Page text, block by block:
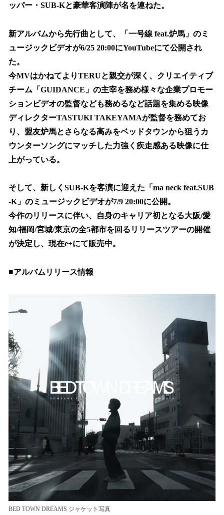
ッパー・SUB-Kと豪華客演陣が名を連ねた。
新アルバムから先行曲として、「一号線 feat.炉馬」のミ
ュージックビデオが6/25 20:00にYouTubeにて公開され
た。
今MVはかねてよりTERUと親交が深く、クリエイティブ
チーム「GUIDANCE」の主宰を務め様々な企業プロモー
ションビデオの監督なども務めるなど話題を集める映像
ディレクターTASTUKI TAKEYAMAが監督を務めてお
り、盟友炉馬とさらなる高みをベッドタウンから狙うカ
ウンターソングにマッチした力強く疾走感ある映像に仕
上がっている。
そして、新しくSUB-Kを客演に迎えた「ma neck feat.SUB
-K」のミュージックビデオが7/9 20:00に公開。
今作のリリースに伴い、自身のキャリア初となる大阪/愛
知/福岡/宮城/東京の全5都市を回るリリースツアーの開催
が決定し、現在e+にて販売中。
■アルバムリリース情報
BED TOWN DREAMS ジャケット写真